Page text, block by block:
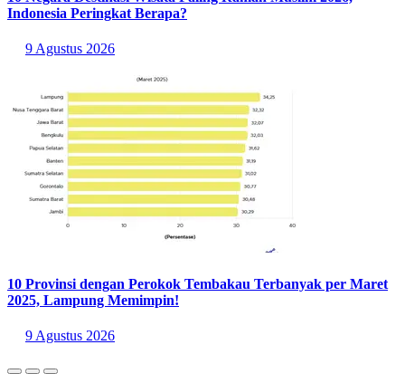
Indonesia Peringkat Berapa?
9 Agustus 2026
10 Provinsi dengan Perokok Tembakau Terbanyak per Maret
2025, Lampung Memimpin!
9 Agustus 2026